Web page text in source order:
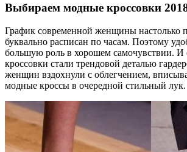
Выбираем модные кроссовки
График современной женщины настолько
буквально расписан по часам. Поэтому
большую роль в хорошем самочувствии. И
кроссовки стали трендовой деталью
женщин вздохнули с облегчением,
модные кроссы в очередной стильный лук.